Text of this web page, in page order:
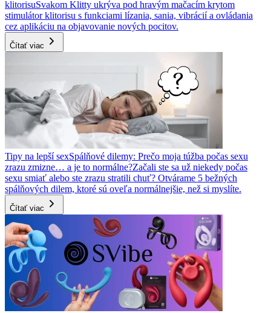
klitorisuSvakom Klitty ukrýva pod hravým mačacím krytom
stimulátor klitorisu s funkciami lízania, sania, vibrácií a ovládania
cez aplikáciu na objavovanie nových pocitov.
Čítať viac
Tipy na lepší sexSpálňové dilemy: Prečo moja túžba počas sexu
zrazu zmizne… a je to normálne?Začali ste sa už niekedy počas
sexu smiať alebo ste zrazu stratili chuť? Otvárame 5 bežných
spálňových dilem, ktoré sú oveľa normálnejšie, než si myslíte.
Čítať viac